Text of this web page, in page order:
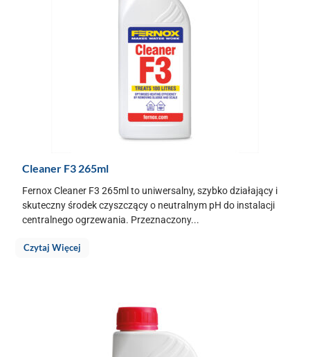
Cleaner F3 265ml
Fernox Cleaner F3 265ml to uniwersalny, szybko działający i
skuteczny środek czyszczący o neutralnym pH do instalacji
centralnego ogrzewania. Przeznaczony...
Czytaj Więcej